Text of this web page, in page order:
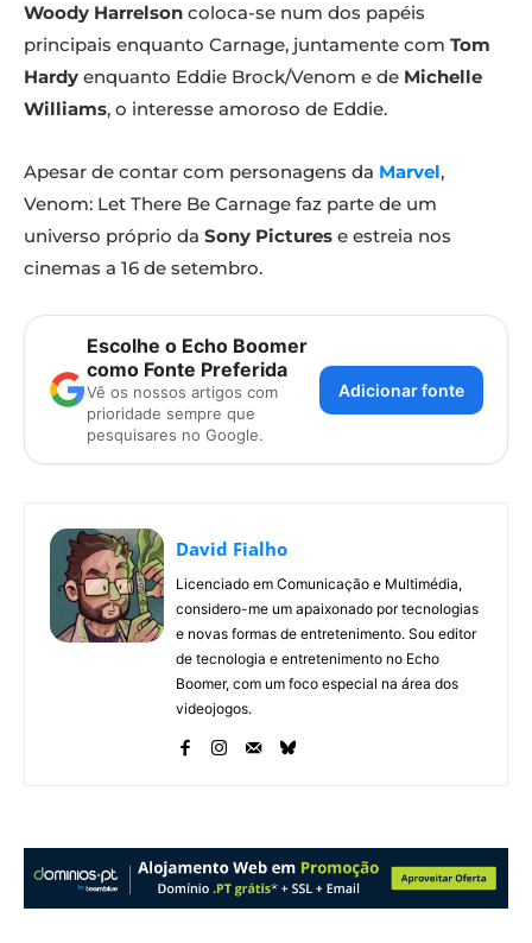
Woody Harrelson coloca-se num dos papéis
principais enquanto Carnage, juntamente com Tom
Hardy enquanto Eddie Brock/Venom e de Michelle
Williams, o interesse amoroso de Eddie.
Apesar de contar com personagens da Marvel,
Venom: Let There Be Carnage faz parte de um
universo próprio da Sony Pictures e estreia nos
cinemas a 16 de setembro.
Escolhe o Echo Boomer
como Fonte Preferida
Vê os nossos artigos com
prioridade sempre que
pesquisares no Google.
Adicionar fonte
David Fialho
Licenciado em Comunicação e Multimédia,
considero-me um apaixonado por tecnologias
e novas formas de entretenimento. Sou editor
de tecnologia e entretenimento no Echo
Boomer, com um foco especial na área dos
videojogos.